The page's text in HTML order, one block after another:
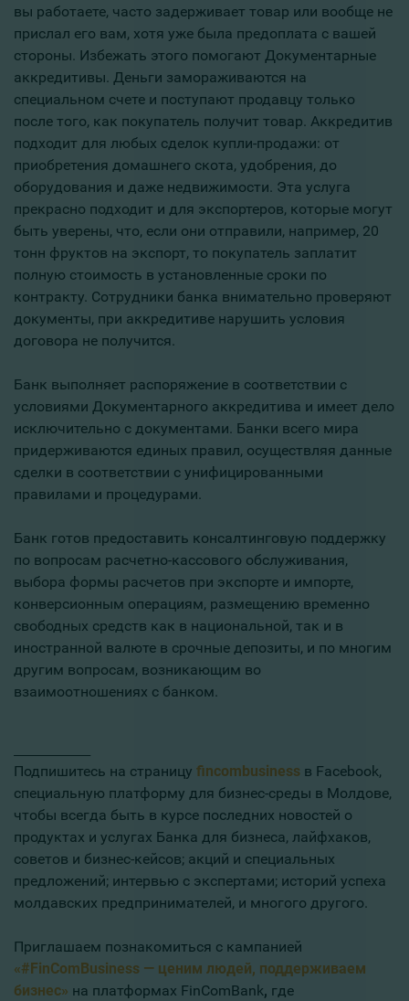
вы работаете, часто задерживает товар или вообще не
прислал его вам, хотя уже была предоплата с вашей
стороны. Избежать этого помогают Документарные
аккредитивы. Деньги замораживаются на
специальном счете и поступают продавцу только
после того, как покупатель получит товар. Аккредитив
подходит для любых сделок купли-продажи: от
приобретения домашнего скота, удобрения, до
оборудования и даже недвижимости. Эта услуга
прекрасно подходит и для экспортеров, которые могут
быть уверены, что, если они отправили, например, 20
тонн фруктов на экспорт, то покупатель заплатит
полную стоимость в установленные сроки по
контракту. Сотрудники банка внимательно проверяют
документы, при аккредитиве нарушить условия
договора не получится.
Банк выполняет распоряжение в соответствии с
условиями Документарного аккредитива и имеет дело
исключительно с документами. Банки всего мира
придерживаются единых правил, осуществляя данные
сделки в соответствии с унифицированными
правилами и процедурами.
Банк готов предоставить консалтинговую поддержку
по вопросам расчетно-кассового обслуживания,
выбора формы расчетов при экспорте и импорте,
конверсионным операциям, размещению временно
свободных средств как в национальной, так и в
иностранной валюте в срочные депозиты, и по многим
другим вопросам, возникающим во
взаимоотношениях с банком.
Подпишитесь на страницу fincombusiness в Facebook,
специальную платформу для бизнес-среды в Молдове,
чтобы всегда быть в курсе последних новостей о
продуктах и ​​услугах Банка для бизнеса, лайфхаков,
советов и бизнес-кейсов; акций и специальных
предложений; интервью с экспертами; историй успеха
молдавских предпринимателей, и многого другого.
Приглашаем познакомиться с кампанией
«#FinComBusiness — ценим людей, поддерживаем
бизнес» на платформах FinComBank, где